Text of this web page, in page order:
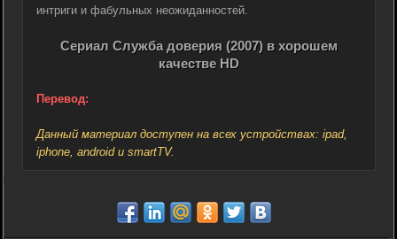
интриги и фабульных неожиданностей.
Сериал Служба доверия (2007) в хорошем
качестве HD
Перевод:
Данный материал доступен на всех устройствах: ipad,
iphone, android и smartTV.